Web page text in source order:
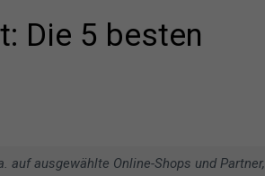
Die 5 besten
auf ausgewählte Online-Shops und Partner,